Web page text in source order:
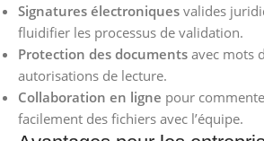
Signatures électroniques valides
fluidifier les processus de validation.
Protection des documents avec mots
autorisations de lecture.
Collaboration en ligne pour
facilement des fichiers avec l’équipe.